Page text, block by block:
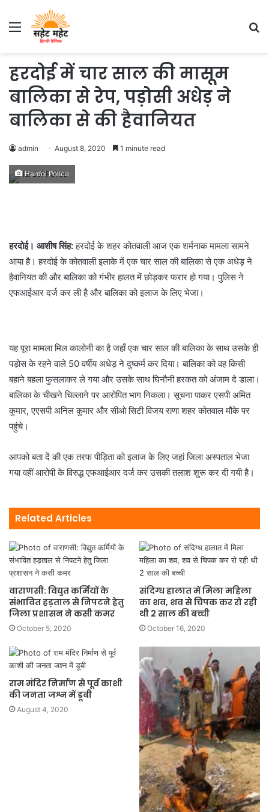
Menu
हरदोई में चार साल की मासूम
बालिका से रेप, पड़ोसी अधेड़ ने
बालिका से की हैवानियत
admin August 8, 2020 1 minute read
Hardoi Police
हरदोई। आशीष सिंह:हरदोई के शहर कोतवाली आज एक शर्मनाक मामला सामने
आया है। हरदोई के कोतवाली इलाके में एक चार साल की बालिका से एक अधेड़ ने
हैवानियत की और बालिका को गंभीर हालत में छोड़कर फरार हो गया। पुलिस ने
एफआईआर दर्ज कर ली है और बालिका को इलाज के लिए भेजा।
यह पूरा मामला मिल कालोनी का है जहाँ एक चार साल की बालिका के साथ उसके ही
पड़ोस के रहने वाले 50 वर्षीय अधेड़ ने दुष्कर्म कर दिया। बालिका को वह किसी
बहाने बहला फुसलाकर ले गया और उसके साथ घिनौनी हरकत को अंजाम दे डाला।
बालिका के चीखने चिल्लाने पर आरोपित भाग निकला। सूचना पाकर एसपी अमित
कुमार, एएसपी अनिल कुमार और सीओ सिटी विजय राणा शहर कोतवाल मौके पर
पहुंचे।
आपको बता दें की एक तरफ पीड़िता को इलाज के लिए जहां जिला अस्पताल भेजा
गया वहीं आरोपी के विरुद्ध एफआईआर दर्ज कर उसकी तलाश शुरू कर दी गयी है।
Related Articles
वाराणसी: विद्युत कर्मियों के
संभावित हड़ताल से निपटने हेतु
जिला प्रशासन ने कसी कमर
October 5, 2020
संदिग्ध हालात में मिला महिला
का शव, शव से चिपक कर रो रही
थी 2 साल की बच्ची
October 16, 2020
राम मंदिर निर्माण से पूर्व काशी
की जनता जश्न में डूबी
August 4, 2020